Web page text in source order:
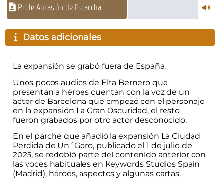
Prole Abrasión de Escarcha
Datos adicionales
La expansión se grabó fuera de España.
Unos pocos audios de Elta Bernero que
presentan a héroes cuentan con la voz de un
actor de Barcelona que empezó con el personaje
en la expansión La Gran Oscuridad, el resto
fueron grabados por otro actor desconocido.
En el parche que añadió la expansión La Ciudad
Perdida de Un´Goro, publicado el 1 de julio de
2025, se redobló parte del contenido anterior con
las voces habituales en Keywords Studios Spain
(Madrid), héroes, aspectos y algunas cartas.